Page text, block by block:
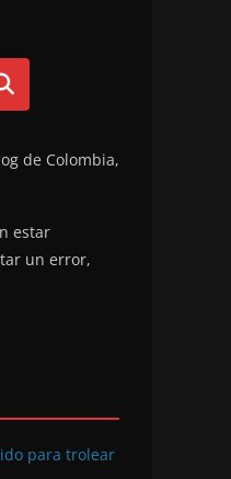
de Colombia,
estar
un error,
para trolear